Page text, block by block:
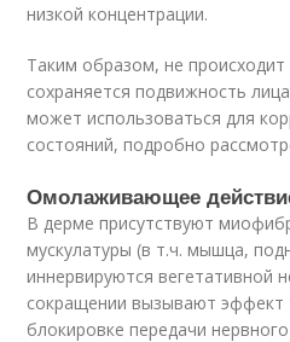
низкой концентрации.
Таким образом, не
сохраняется подвижность
может использоваться для
состояний, подробно
Омолаживающее
В дерме присутствуют
мускулатуры (в т.ч. мышца,
иннервируются вегетативной
сокращении вызывают эффект
блокировке передачи